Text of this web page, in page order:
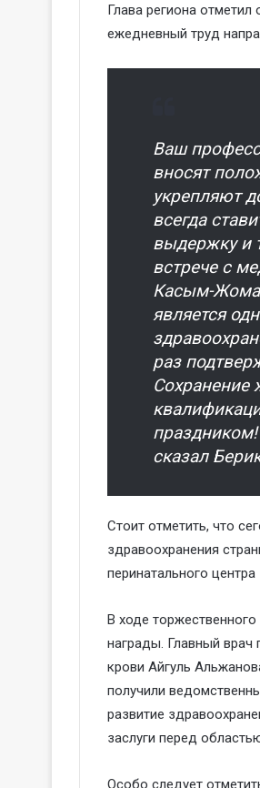
Глава региона
ежедневный труд
Ваш
вносят
укрепляют
всегда
выдержку и
встрече с
Касым-
является
раз
Сохранение
сказал
Стоит отметить, что
здравоохранения
перинатального
В ходе
награды. Главный
крови Айгуль
получили
развитие
заслуги перед
Особо следует